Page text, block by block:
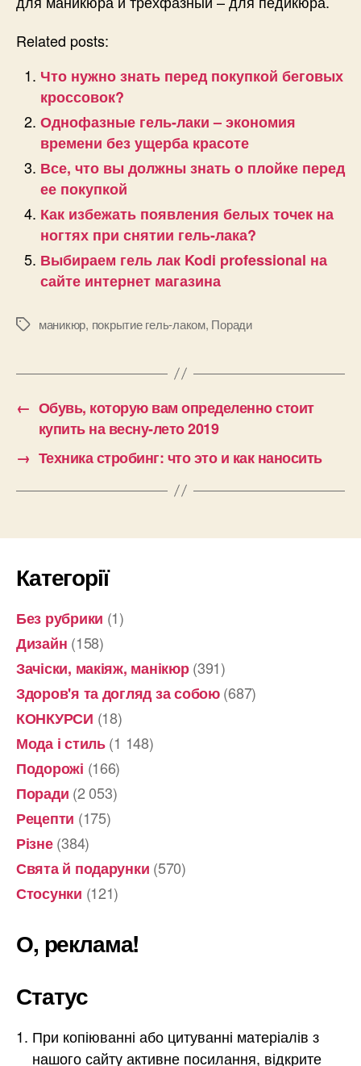
Related posts:
Что нужно знать перед покупкой беговых
кроссовок?
Однофазные гель-лаки – экономия
времени без ущерба красоте
Все, что вы должны знать о плойке перед
ее покупкой
Как избежать появления белых точек на
ногтях при снятии гель-лака?
Выбираем гель лак Kodi professional на
сайте интернет магазина
Позначки
маникюр, покрытие гель-лаком, Поради
← Обувь, которую вам определенно стоит
купить на весну-лето 2019
→ Техника стробинг: что это и как наносить
Категорії
Без рубрики (1)
Дизайн (158)
Зачіски, макіяж, манікюр(391)
Здоров'я та догляд за собою(687)
КОНКУРСИ (18)
Мода і стиль(1 148)
Подорожі (166)
Поради (2 053)
Рецепти (175)
Різне(384)
Свята й подарунки (570)
Стосунки (121)
О, реклама!
Статус
При копіюванні або цитуванні матеріалів з
нашого сайту активне посилання, відкрите